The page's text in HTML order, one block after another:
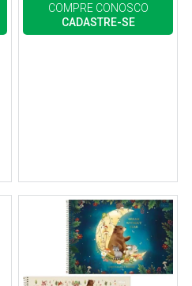
COMPRE CONOSCO
CADASTRE-SE